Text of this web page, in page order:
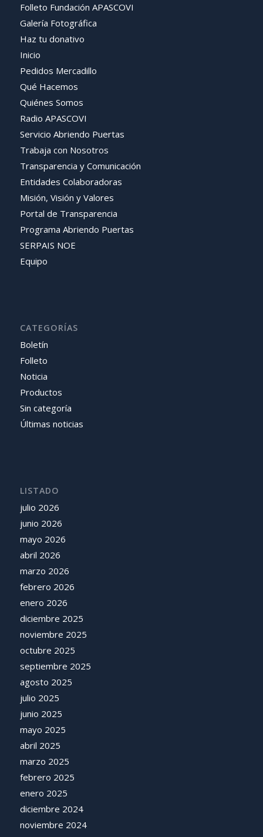
Folleto Fundación APASCOVI
Galería Fotográfica
Haz tu donativo
Inicio
Pedidos Mercadillo
Qué Hacemos
Quiénes Somos
Radio APASCOVI
Servicio Abriendo Puertas
Trabaja con Nosotros
Transparencia y Comunicación
Entidades Colaboradoras
Misión, Visión y Valores
Portal de Transparencia
Programa Abriendo Puertas
SERPAIS NOE
Equipo
CATEGORÍAS
Boletín
Folleto
Noticia
Productos
Sin categoría
Últimas noticias
LISTADO
julio 2026
junio 2026
mayo 2026
abril 2026
marzo 2026
febrero 2026
enero 2026
diciembre 2025
noviembre 2025
octubre 2025
septiembre 2025
agosto 2025
julio 2025
junio 2025
mayo 2025
abril 2025
marzo 2025
febrero 2025
enero 2025
diciembre 2024
noviembre 2024